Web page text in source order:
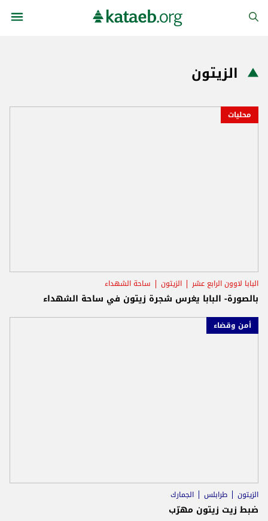
الزيتون
محليات
البابا لاوون الرابع عشر الزيتون ساحة الشهداء
بالصورة- البابا يغرس شجرة زيتون في ساحة الشهداء
أمن وقضاء
الزيتون طرابلس الجمارك
ضبط زيت زيتون مهرّب